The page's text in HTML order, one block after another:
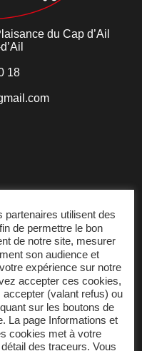
du Cap d’Ail
18
contact
partenaires utilisent des
de permettre le bon
de notre site, mesurer
son audience et
expérience sur notre
accepter ces cookies,
(valant refus) ou
sur les boutons de
La page Informations et
cookies met à votre
des traceurs. Vous